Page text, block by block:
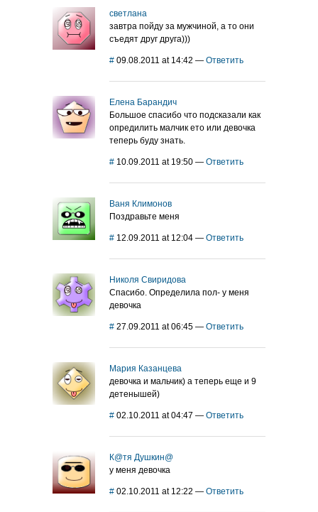
светлана
завтра пойду за мужчиной, а то они
съедят друг друга)))
# 09.08.2011 at 14:42 — Ответить
Елена Барандич
Большое спасибо что подсказали как
опредилить малчик ето или девочка
теперь буду знать.
# 10.09.2011 at 19:50 — Ответить
Ваня Климонов
Поздравьте меня
# 12.09.2011 at 12:04 — Ответить
Николя Свиридова
Спасибо. Определила пол- у меня
девочка
# 27.09.2011 at 06:45 — Ответить
Мария Казанцева
девочка и мальчик) а теперь еще и 9
детенышей)
# 02.10.2011 at 04:47 — Ответить
К@тя Душкин@
у меня девочка
# 02.10.2011 at 12:22 — Ответить